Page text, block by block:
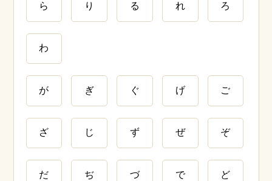
ら り る れ ろ
わ
が ぎ ぐ げ ご
ざ じ ず ぜ ぞ
だ ぢ づ で ど